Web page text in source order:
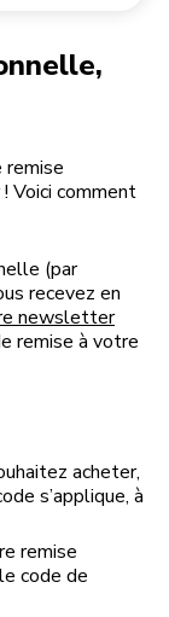
remise
Voici comment
(par
recevez en
newsletter
remise à votre
acheter,
s’applique, à
remise
code de